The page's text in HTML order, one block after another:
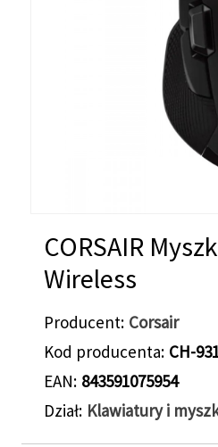
CORSAIR
Wireless
Producent Corsair
Kod producenta CH-
EAN 843591075954
Dział Klawiatury i